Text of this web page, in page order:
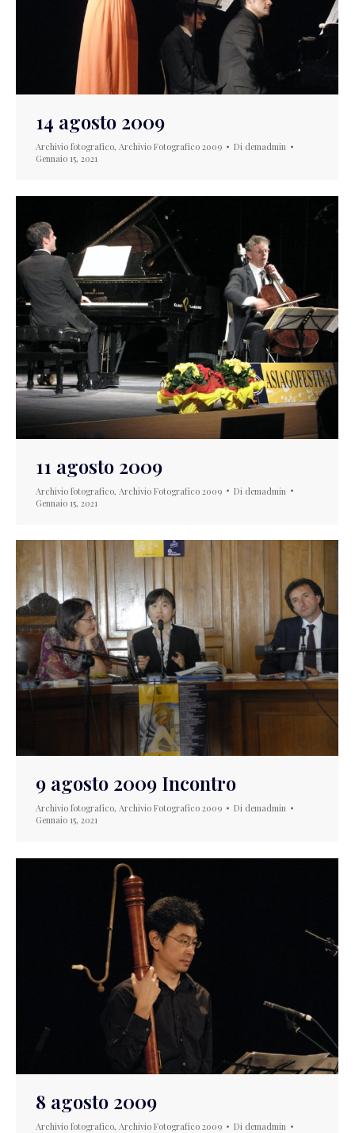
14 agosto 2009
Archivio fotografico, Archivio Fotografico 2009 Di demadmin
Gennaio 15, 2021
11 agosto 2009
Archivio fotografico, Archivio Fotografico 2009 Di demadmin
Gennaio 15, 2021
9 agosto 2009 Incontro
Archivio fotografico, Archivio Fotografico 2009 Di demadmin
Gennaio 15, 2021
8 agosto 2009
Archivio fotografico, Archivio Fotografico 2009 Di demadmin